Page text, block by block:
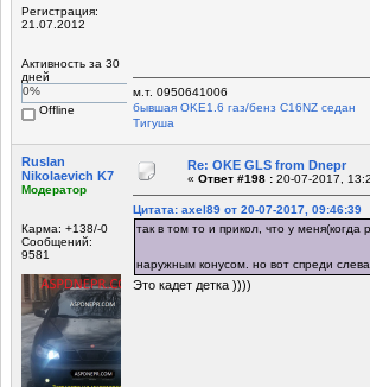
Регистрация:
21.07.2012
Активность за 30
дней
0%
Offline
м.т. 0950641006
бывшая OKЕ1.6 газ/бенз C16NZ седан
Tигуша
Ruslan
Nikolaevich K7
Модератор
Карма: +138/-0
Сообщений:
9581
Re: OKE GLS from Dnepr
« Ответ #198 : 20-07-2017,
Цитата: axel89 от 20-07-2017, 09:46:39
так в том то и прикол, что у
наружным конусом. но вот спреди
Это кадет детка ))))